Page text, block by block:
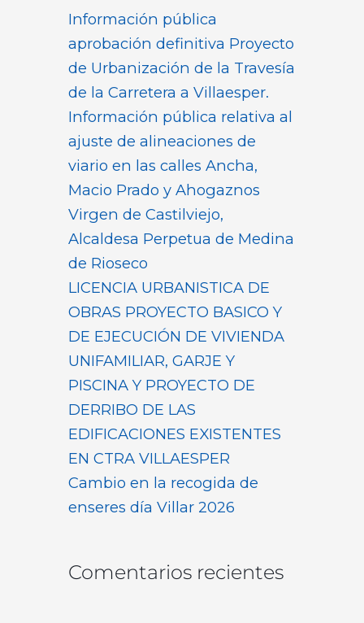
Información pública
aprobación definitiva Proyecto
de Urbanización de la Travesía
de la Carretera a Villaesper.
Información pública relativa al
ajuste de alineaciones de
viario en las calles Ancha,
Macio Prado y Ahogaznos
Virgen de Castilviejo,
Alcaldesa Perpetua de Medina
de Rioseco
LICENCIA URBANISTICA DE
OBRAS PROYECTO BASICO Y
DE EJECUCIÓN DE VIVIENDA
UNIFAMILIAR, GARJE Y
PISCINA Y PROYECTO DE
DERRIBO DE LAS
EDIFICACIONES EXISTENTES
EN CTRA VILLAESPER
Cambio en la recogida de
enseres día Villar 2026
Comentarios recientes